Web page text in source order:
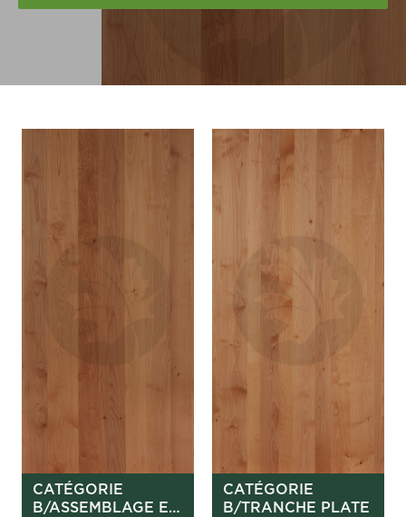
CATÉGORIE
B/ASSEMBLAGE EN
CATÉGORIE
B/TRANCHE PLATE